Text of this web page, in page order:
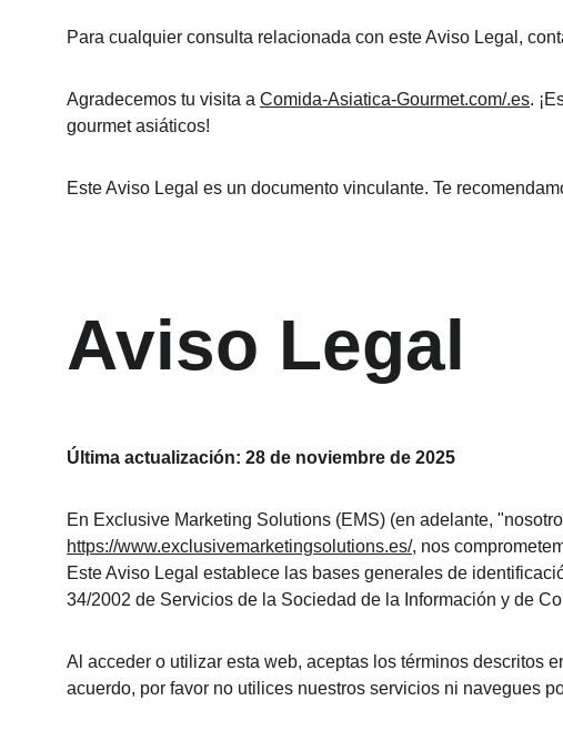
Para cualquier consulta relacionada con este Aviso Legal,
Agradecemos tu visita a Comida-Asiatica-Gourmet.com/.es.
gourmet asiáticos!
Este Aviso Legal es un documento vinculante. Te
Aviso Legal
Última actualización: 28 de noviembre de 2025
En Exclusive Marketing Solutions (EMS) (en adelante,
https://www.exclusivemarketingsolutions.es/, nos
Este Aviso Legal establece las bases generales de
34/2002 de Servicios de la Sociedad de la Información y de
Al acceder o utilizar esta web, aceptas los términos descritos
acuerdo, por favor no utilices nuestros servicios ni navegues